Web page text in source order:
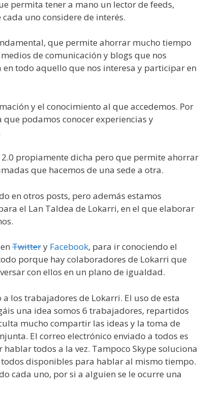
permita tener a mano un lector de feeds,
uno considere de interés.
que permite ahorrar mucho tiempo
de comunicación y blogs que nos
todo aquello que nos interesa y participar en
y el conocimiento al que accedemos. Por
podamos conocer experiencias y
propiamente dicha pero que permite ahorrar
que hacemos de una sede a otra.
en otros posts, pero además estamos
el Lan Taldea de Lokarri, en el que elaborar
Twittery Facebook, para ir conociendo el
porque hay colaboradores de Lokarri que
con ellos en un plano de igualdad.
los trabajadores de Lokarri. El uso de esta
una idea somos 6 trabajadores, repartidos
mucho compartir las ideas y la toma de
El correo electrónico enviado a todos es
todos a la vez. Tampoco Skype soluciona
disponibles para hablar al mismo tiempo.
cada uno, por si a alguien se le ocurre una